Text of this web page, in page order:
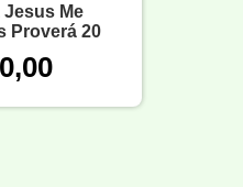
Jesus Me
Proverá 20